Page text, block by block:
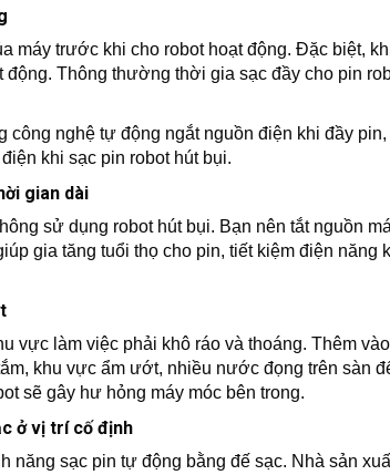
máy trước khi cho robot hoạt động. Đặc biệt,
Thông thường thời gia sạc đầy cho pin
nghệ tự động ngắt nguồn điện khi đầy pin,
khi sạc pin robot hút bụi.
gian dài
sử dụng robot hút bụi. Bạn nên tắt nguồn
gia tăng tuổi thọ cho pin, tiết kiệm điện năng
vực làm việc phải khô ráo và thoáng. Thêm
khu vực ẩm ướt, nhiều nước đọng trên sàn
sẽ gây hư hỏng máy móc bên trong.
ở vị trí cố định
năng sạc pin tự động bằng đế sạc. Nhà sản